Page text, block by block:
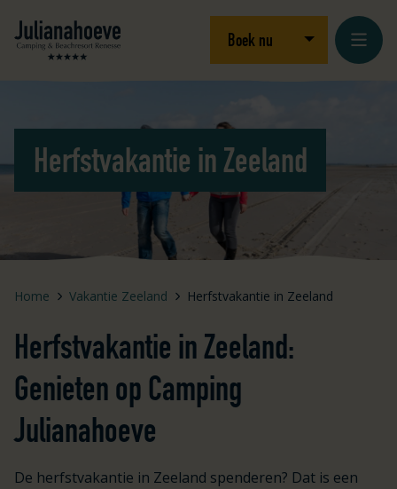
Logo Julianahoeve Boek nu Open/sluit
Herfstvakantie in Zeeland
Home Vakantie Zeeland Herfstvakantie in Zeeland
Herfstvakantie in Zeeland:
Genieten op Camping
Julianahoeve
De herfstvakantie in Zeeland spenderen? Dat is een